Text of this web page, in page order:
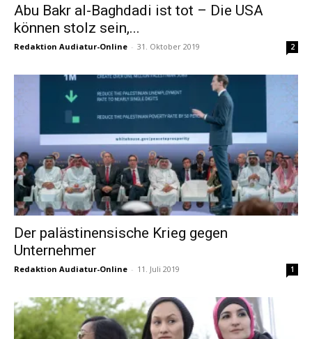
Abu Bakr al-Baghdadi ist tot – Die USA
können stolz sein,...
Redaktion Audiatur-Online - 31. Oktober 2019 2
Der palästinensische Krieg gegen
Unternehmer
Redaktion Audiatur-Online - 11. Juli 2019 1